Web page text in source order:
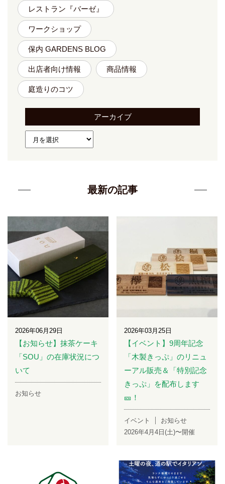
レストラン『バーゼ』
ワークショップ
保内 GARDENS BLOG
出店者向け情報 商品情報
庭造りのコツ
アーカイブ
最新の記事
2026年06月29日
【お知らせ】抹茶ケーキ
「SOU」の在庫状況につ
いて
お知らせ
2026年03月25日
【イベント】9周年記念
「木製きっぷ」のリニュ
ーアル販売＆「特別記念
きっぷ」を配布します
🎫！
イベント
お知らせ
2026年4月4日(土)〜開催